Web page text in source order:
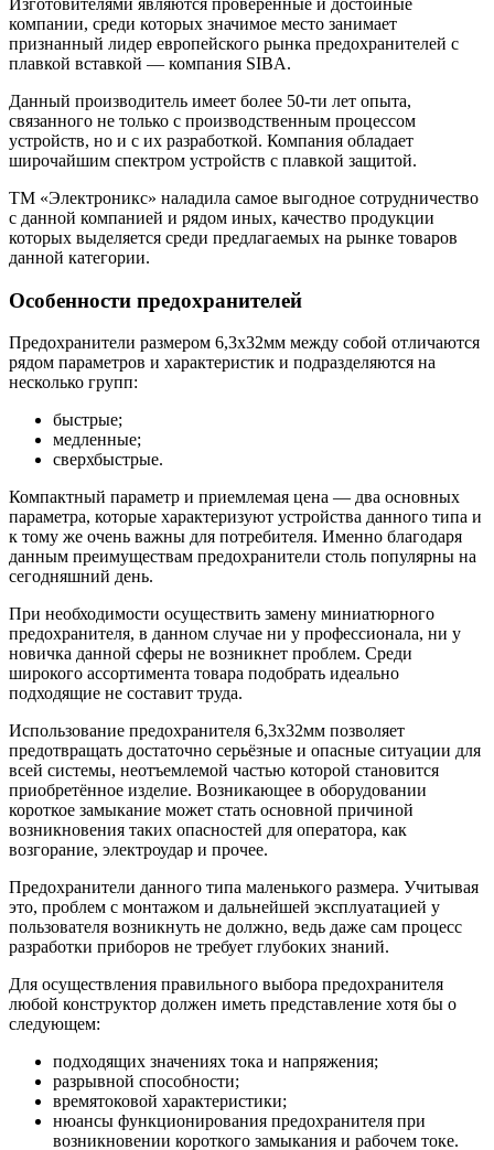
компании, среди которых значимое место занимает
признанный лидер европейского рынка предохранителей с
плавкой вставкой — компания SIBA.
Данный производитель имеет более 50-ти лет опыта,
связанного не только с производственным процессом
устройств, но и с их разработкой. Компания обладает
широчайшим спектром устройств с плавкой защитой.
ТМ «Электроникс» наладила самое выгодное сотрудничество
с данной компанией и рядом иных, качество продукции
которых выделяется среди предлагаемых на рынке товаров
данной категории.
Особенности предохранителей
Предохранители размером 6,3х32мм между собой отличаются
рядом параметров и характеристик и подразделяются на
несколько групп:
быстрые;
медленные;
сверхбыстрые.
Компактный параметр и приемлемая цена — два основных
параметра, которые характеризуют устройства данного типа и
к тому же очень важны для потребителя. Именно благодаря
данным преимуществам предохранители столь популярны на
сегодняшний день.
При необходимости осуществить замену миниатюрного
предохранителя, в данном случае ни у профессионала, ни у
новичка данной сферы не возникнет проблем. Среди
широкого ассортимента товара подобрать идеально
подходящие не составит труда.
Использование предохранителя 6,3х32мм позволяет
предотвращать достаточно серьёзные и опасные ситуации для
всей системы, неотъемлемой частью которой становится
приобретённое изделие. Возникающее в оборудовании
короткое замыкание может стать основной причиной
возникновения таких опасностей для оператора, как
возгорание, электроудар и прочее.
Предохранители данного типа маленького размера. Учитывая
это, проблем с монтажом и дальнейшей эксплуатацией у
пользователя возникнуть не должно, ведь даже сам процесс
разработки приборов не требует глубоких знаний.
Для осуществления правильного выбора предохранителя
любой конструктор должен иметь представление хотя бы о
следующем:
подходящих значениях тока и напряжения;
разрывной способности;
времятоковой характеристики;
нюансы функционирования предохранителя при
возникновении короткого замыкания и рабочем токе.